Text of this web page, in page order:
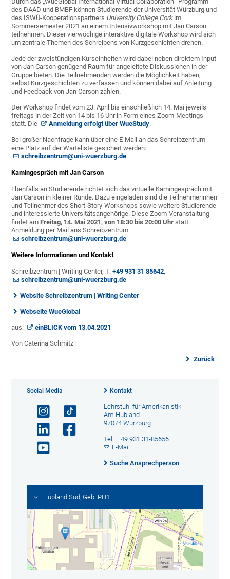
des DAAD und BMBF können Studierende der Universität Würzburg und
des ISWÜ-Kooperationspartners University College Corkim
Sommersemester 2021 an einem Intensivworkshop mit Jan Carson
teilnehmen. Dieser vierwöchige interaktive digitale Workshop wird sich
um zentrale Themen des Schreibens von Kurzgeschichten drehen.
Jede der zweistündigen Kurseinheiten wird dabei neben direktem Input
von Jan Carson genügend Raum für angeleitete Diskussionen in der
Gruppe bieten. Die Teilnehmenden werden die Möglichkeit haben,
selbst Kurzgeschichten zu verfassen und können dabei auf Anleitung
und Feedback von Jan Carson zählen.
Der Workshop findet vom 23. April bis einschließlich 14. Mai jeweils
freitags in der Zeit von 14 bis 16 Uhr in Form eines Zoom-Meetings
statt. Die
Anmeldung erfolgt über WueStudy.
Bei großer Nachfrage kann über eine E-Mail an das Schreibzentrum
eine Platz auf der Warteliste gesichert werden:
schreibzentrum@uni-wuerzburg.de
Kamingespräch mit Jan Carson
Ebenfalls an Studierende richtet sich das virtuelle Kamingespräch mit
Jan Carson in kleiner Runde. Dazu eingeladen sind die Teilnehmerinnen
und Teilnehmer des Short-Story-Workshops sowie weitere Studierende
und interessierte Universitätsangehörige. Diese Zoom-Veranstaltung
findet amFreitag, 14. Mai 2021, von 18:30 bis 20:00 Uhr statt.
Anmeldung per Mail ans Schreibzentrum:
schreibzentrum@uni-wuerzburg.de
Weitere Informationen und Kontakt
Schreibzentrum | Writing Center, T:+49 931 31 85642,
schreibzentrum@uni-wuerzburg.de
Website Schreibzentrum | Writing Center
Webseite WueGlobal
aus: einBLICK vom 13.04.2021
Von Caterina Schmitz
Zurück
Social Media Kontakt
Lehrstuhl für Amerikanistik
Am Hubland
97074 Würzburg
Tel.: +49 931 31-85656
E-Mail
Suche Ansprechperson
Hubland Süd, Geb. PH1